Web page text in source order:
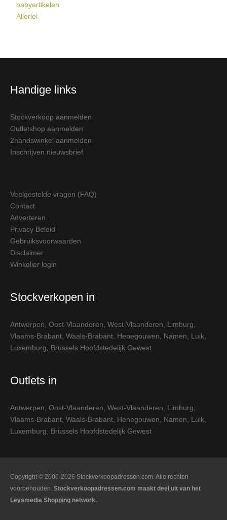
babyartikelen
Allerlei
Handige links
Stockverkoop aanmelden
Outletshop aanmelden
2handswinkel aanmelden
Inschrijven nieuwsbrief
Veelgestelde vragen (FAQ)
Contact
Adverteren
Privacy Beleid
Gebruiksvoorwaarden
Disclaimer
Winkelier login
Stockverkopen in
Antwerpen Oost-Vlaanderen West-Vlaanderen Limburg
Vlaams-Brabant Waals-Brabant Henegouwen Namen Luik
Luxemburg
Brussels Hoofdstedelijk Gewest
Outlets in
Antwerpen Oost-Vlaanderen West-Vlaanderen Limburg
Vlaams-Brabant Waals-Brabant Henegouwen Namen Luik
Luxemburg
Brussels Hoofdstedelijk Gewest
Copyright © 2006-2026 Stockverkoopadressen.com. Alle rechten
voorbehouden. Stockverkoopadressen.com maakt deel uit van het
Leysmedia Shopping network.